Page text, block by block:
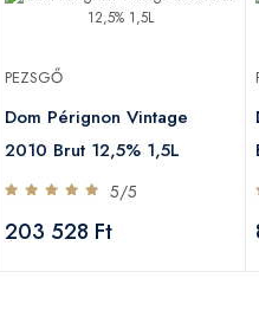
PEZSGŐ
Dom Pérignon Vintage
2010 Brut 12,5% 1,5L
5/5
203 528 Ft